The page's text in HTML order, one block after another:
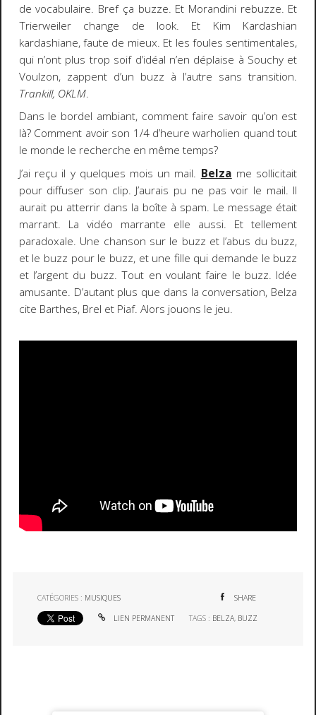
de vocabulaire. Bref ça buzze. Et Morandini rebuzze. Et
Trierweiler change de look. Et Kim Kardashian
kardashiane, faute de mieux. Et les foules sentimentales,
qui n’ont plus trop soif d’idéal n’en déplaise à Souchy et
Voulzon, zappent d’un buzz à l’autre sans transition.
Trankill, OKLM.
Dans le bordel ambiant, comment faire savoir qu’on est
là? Comment avoir son 1/4 d’heure warholien quand tout
le monde le recherche en même temps?
J’ai reçu il y quelques mois un mail. Belza me sollicitait
pour diffuser son clip. J’aurais pu ne pas voir le mail. Il
aurait pu atterrir dans la boîte à spam. Le message était
marrant. La vidéo marrante elle aussi. Et tellement
paradoxale. Une chanson sur le buzz et l’abus du buzz,
et le buzz pour le buzz, et une fille qui demande le buzz
et l’argent du buzz. Tout en voulant faire le buzz. Idée
amusante. D’autant plus que dans la conversation, Belza
cite Barthes, Brel et Piaf. Alors jouons le jeu.
CATÉGORIES : MUSIQUES SHARE
LIEN PERMANENT TAGS : BELZA, BUZZ